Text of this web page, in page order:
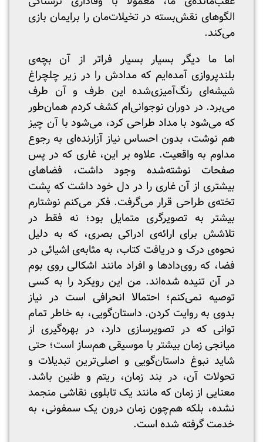
الگوهای نقش‌بسته در تخیلات‌مان را برایمان بازی
می‌کند.
اما ما دیگر بسیار بسیار فراتر از آن بچه‌ی
بلندپروازی آمده‌ایم که مدادش را در زیر چلچراغ
شیشه‌ای رنگ‌آمیزی‌شده این طرف و آن طرف
می‌برد. در دوران نوجوانی‌ام کشف کردم همان‌طور
که می‌شود با مداد طراحی کرد، می‌شود با آن چیز
هم نوشت، بدون احساس نیاز آزارنده‌ای به رجوع
مداوم به واقعیت. علاوه بر این، غاری که در پس
صفحات نوشته‌شده وجود داشت، فضاهای
بیشتری از آن غاری را در دل خود داشت که پشت
تخته‌ی طراحی قرار می‌گرفت. فکر می‌کنم نوشتارم
بیشتر به تصویرگری متمایل بود؛ نه فقط در
تلاشش برای ارائه‌ی ادراکی بصری، که به دلیل
نحوه‌ی درک و دریافت کتاب، به مثابه‌ی اشیائی در
فضا، که روی‌دادها و افراد مانند اشکالی روی بوم
در آن تنیده شده‌اند. من این رویکرد را به کسی
توصیه نمی‌کنم؛ احتمالا انحرافی است در نیاز
بدوی به روایت کردن. داستان‌گویی، به خاطر تمام
توانی که در تصویرسازی دارد، در بهره‌گیری از
میانجی زمان بیشتر با موسیقی هم‌ساز است؛ حتی
شاید نبوغ داستان‌گویی و اصلی‌ترین تبدیلات و
تحولات آن، در بند زمان، ریتم و طنین باشد.
معنایی از زمان که مانند یک تابلوی نقاشی منجمد
نشده، بلکه هم‌چون زمان درون یک سمفونی، به
خدمت گرفته شده است.